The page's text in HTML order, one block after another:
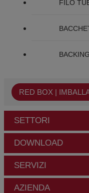
FILO
RED BOX |
SETTORI
DOWNLOAD
SERVIZI
AZIENDA